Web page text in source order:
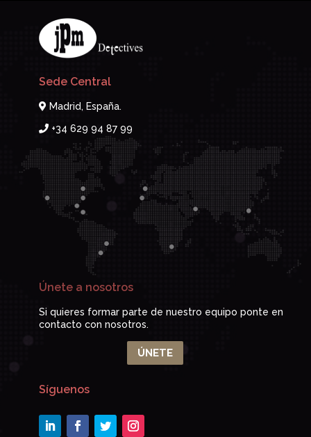
Sede Central
Madrid, España.
+34 629 94 87 99
Únete a nosotros
Si quieres formar parte de nuestro equipo ponte en
contacto con nosotros.
ÚNETE
Síguenos